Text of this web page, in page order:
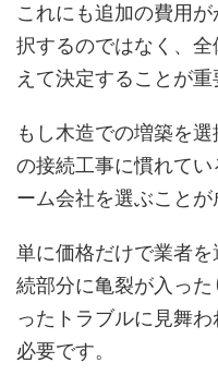
これにも追加の費用
択するのではなく、
えて決定することが重
もし木造での増築を
の接続工事に慣れて
ーム会社を選ぶことが
単に価格だけで業者
続部分に亀裂が入っ
ったトラブルに見舞
必要です。